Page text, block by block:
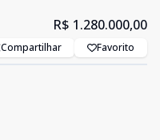
R$ 1.280.000,00
Compartilhar Favorito